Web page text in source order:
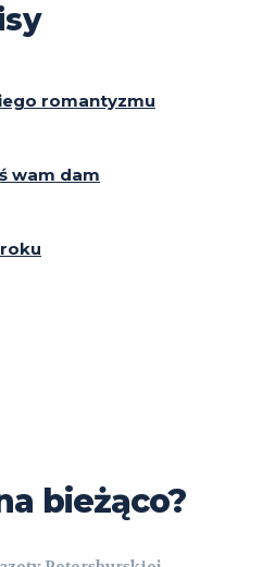
romantyzmu
wam dam
bieżąco?